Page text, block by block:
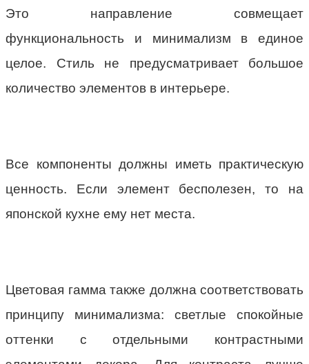
Это направление совмещает
функциональность и минимализм в единое
целое. Стиль не предусматривает большое
количество элементов в интерьере.
Все компоненты должны иметь практическую
ценность. Если элемент бесполезен, то на
японской кухне ему нет места.
Цветовая гамма также должна соответствовать
принципу минимализма: светлые спокойные
оттенки с отдельными контрастными